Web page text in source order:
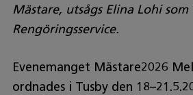
Mästare, utsågs Elina Lohi
Rengöringsservice.
Evenemanget Mästare2026
ordnades i Tusby den